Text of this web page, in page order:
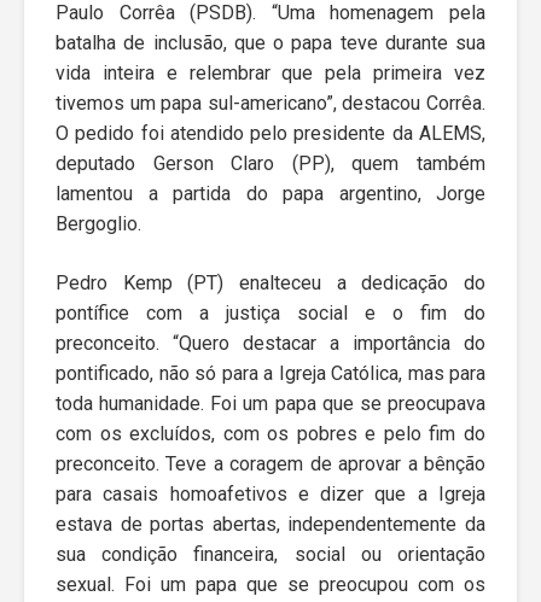
Paulo Corrêa (PSDB). “Uma homenagem pela
batalha de inclusão, que o papa teve durante sua
vida inteira e relembrar que pela primeira vez
tivemos um papa sul-americano”, destacou Corrêa.
O pedido foi atendido pelo presidente da ALEMS,
deputado Gerson Claro (PP), quem também
lamentou a partida do papa argentino, Jorge
Bergoglio.
Pedro Kemp (PT) enalteceu a dedicação do
pontífice com a justiça social e o fim do
preconceito. “Quero destacar a importância do
pontificado, não só para a Igreja Católica, mas para
toda humanidade. Foi um papa que se preocupava
com os excluídos, com os pobres e pelo fim do
preconceito. Teve a coragem de aprovar a bênção
para casais homoafetivos e dizer que a Igreja
estava de portas abertas, independentemente da
sua condição financeira, social ou orientação
sexual. Foi um papa que se preocupou com os